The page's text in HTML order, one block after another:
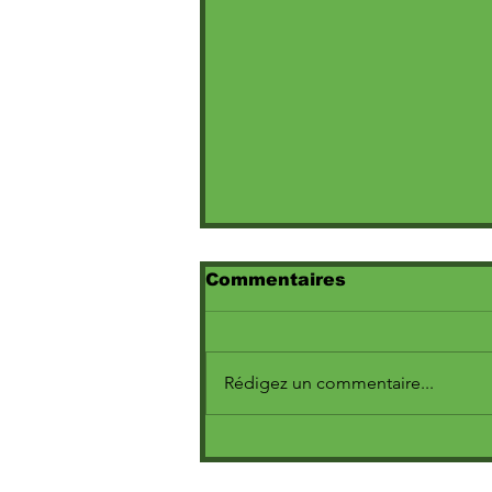
Nouvelle Voix du Hip-
Commentaires
Rédigez un commentaire...